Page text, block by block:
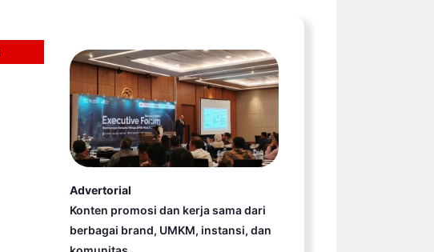
Advertorial
Konten promosi dan kerja sama dari
berbagai brand, UMKM, instansi, dan